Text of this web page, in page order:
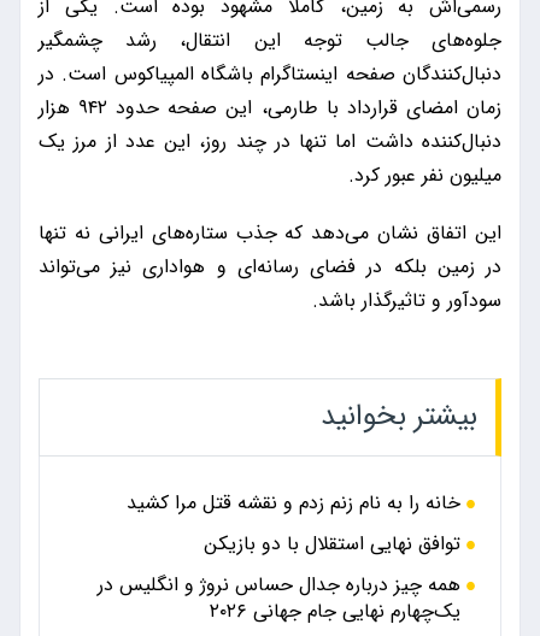
رسمی‌اش به زمین، کاملاً مشهود بوده است. یکی از
جلوه‌های جالب توجه این انتقال، رشد چشمگیر
دنبال‌کنندگان صفحه اینستاگرام باشگاه المپیاکوس است. در
زمان امضای قرارداد با طارمی، این صفحه حدود ۹۴۲ هزار
دنبال‌کننده داشت اما تنها در چند روز، این عدد از مرز یک
میلیون نفر عبور کرد.
این اتفاق نشان می‌دهد که جذب ستاره‌های ایرانی نه تنها
در زمین بلکه در فضای رسانه‌ای و هواداری نیز می‌تواند
سودآور و تاثیرگذار باشد.
بیشتر بخوانید
خانه را به نام زنم زدم و نقشه قتل مرا کشید
توافق نهایی استقلال با دو بازیکن
همه چیز درباره جدال حساس نروژ و انگلیس در
یک‌چهارم نهایی جام جهانی ۲۰۲۶